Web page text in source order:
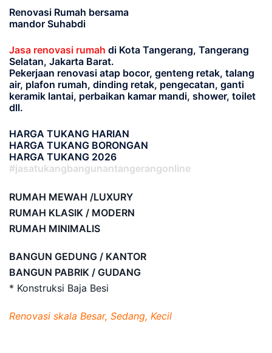
Renovasi Rumah bersama
mandor Suhabdi
Jasa renovasi rumah di Kota Tangerang, Tangerang
Selatan, Jakarta Barat.
Pekerjaan renovasi atap bocor, genteng retak, talang
air, plafon rumah, dinding retak, pengecatan, ganti
keramik lantai, perbaikan kamar mandi, shower, toilet
dll.
HARGA TUKANG HARIAN
HARGA TUKANG BORONGAN
HARGA TUKANG 2026
#jasatukangbangunantangerangonline
RUMAH MEWAH /LUXURY
RUMAH KLASIK / MODERN
RUMAH MINIMALIS
BANGUN GEDUNG / KANTOR
BANGUN PABRIK / GUDANG
* Konstruksi Baja Besi
Renovasi skala Besar, Sedang, Kecil